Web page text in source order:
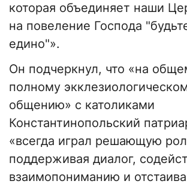
которая объединяет наши
на повеление Господа
едино"».
Он подчеркнул, что «на
полному
общению» с католиками
Константинопольский
«всегда играл решающую
поддерживая диалог,
взаимопониманию и